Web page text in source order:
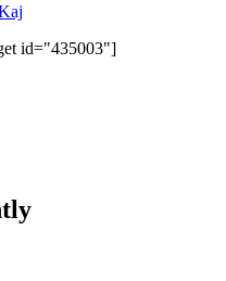
id="435003"]